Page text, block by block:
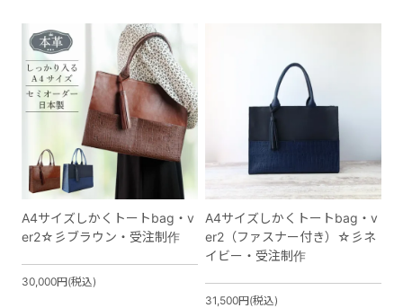
A4サイズしかくトートbag・v
er2☆彡ブラウン・受注制作
30,000円(税込)
A4サイズしかくトートbag・v
er2（ファスナー付き）☆彡ネ
イビー・受注制作
31,500円(税込)